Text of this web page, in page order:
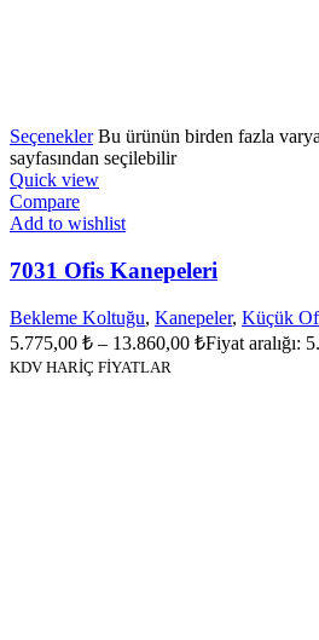
Seçenekler Bu ürünün birden fazla
sayfasından seçilebilir
Quick view
Compare
Add to wishlist
7031 Ofis Kanepeleri
Bekleme Koltuğu, Kanepeler, Küçük
5.775,00 ₺ – 13.860,00 ₺Fiyat aralığı:
KDV HARİÇ FİYATLAR